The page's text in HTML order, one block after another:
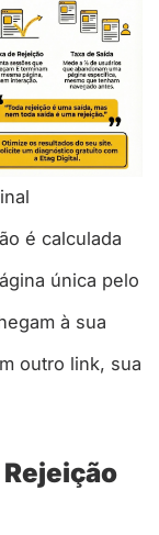
é calculada
única pelo
à sua
outro link, sua